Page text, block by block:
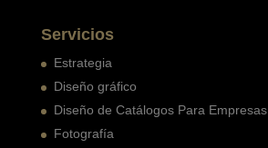
Servicios
Estrategia
Diseño gráfico
Diseño de Catálogos Para Empresas
Fotografía